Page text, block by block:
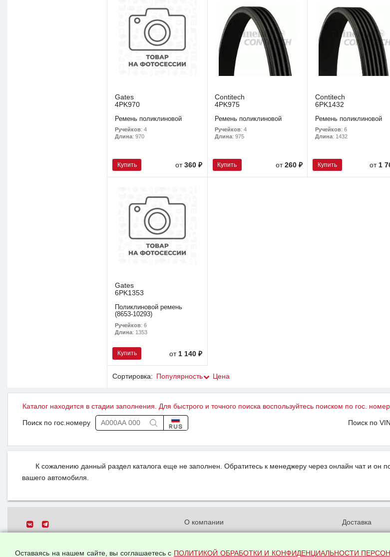
Gates
4PK970
Ремень поликлиновой
Ручейков: 4
Длина: 970
Купить от360 ₽
Contitech
4PK975
Ремень поликлиновой
Ручейков: 4
Длина: 975
Купить от 260 ₽
Contitech
6PK1432
Ремень поликлиновой
Ручейков: 6
Длина: 1432
Купить от1
Gates
6PK1353
Поликлиновой ремень
(8653-10293)
Ручейков: 6
Длина: 1353
Купить от 1 140 ₽
Сортировка: Популярность Цена
Каталог находится в стадии заполнения. Для быстрого и точного поиска воспользуйтесь поиском по гос.
Поиск по гос.номеру Поиск по VIN
К сожалению данный раздел каталога еще не заполнен. Обратитесь к менеджеру через онлайн чат и он
вашего автомобиля.
Все права защищены.
О компании
Доставка
Оплата и
Оставаясь на нашем сайте, вы соглашаетесь с ПОЛИТИКОЙ ОБРАБОТКИ И КОНФИДЕНЦИАЛЬНОСТИ